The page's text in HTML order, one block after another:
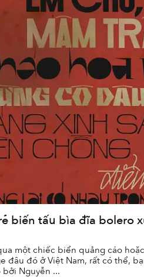
biến tấu bìa đĩa bolero
một chiếc biển quảng cáo
đâu đó ở Việt Nam, rất có thể,
Nguyễn ...